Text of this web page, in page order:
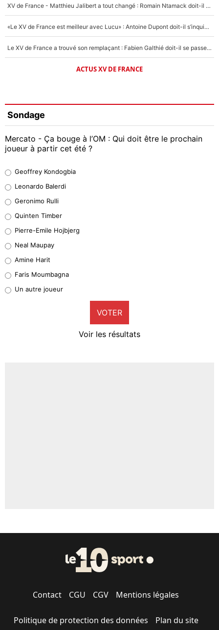
XV de France - Matthieu Jalibert a tout changé : Romain Ntamack doit-il s’inquiéter pour sa place à un an de la Coupe du monde ?
«Le XV de France est meilleur avec Lucu» : Antoine Dupont doit-il s’inquiéter pour sa place ?
Le XV de France a trouvé son remplaçant : Fabien Galthié doit-il se passer d'Antoine Dupont ?
ACTUS XV DE FRANCE
Sondage
Mercato - Ça bouge à l’OM : Qui doit être le prochain
joueur à partir cet été ?
38%
32%
5%
1%
9%
Geoffrey Kondogbia
Leonardo Balerdi
Geronimo Rulli
Quinten Timber
Pierre-Emile Hojbjerg
Neal Maupay
Amine Harit
Faris Moumbagna
Un autre joueur
VOTER
Voir les résultats
Contact CGU CGV Mentions légales
Politique de protection des données Plan du site